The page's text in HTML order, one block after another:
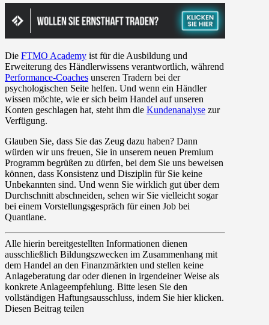
Die FTMO Academy ist für die Ausbildung und
Erweiterung des Händlerwissens verantwortlich, während
Performance-Coaches unseren Tradern bei der
psychologischen Seite helfen. Und wenn ein Händler
wissen möchte, wie er sich beim Handel auf unseren
Konten geschlagen hat, steht ihm die Kundenanalyse zur
Verfügung.
Glauben Sie, dass Sie das Zeug dazu haben? Dann
würden wir uns freuen, Sie in unserem neuen Premium
Programm begrüßen zu dürfen, bei dem Sie uns beweisen
können, dass Konsistenz und Disziplin für Sie keine
Unbekannten sind. Und wenn Sie wirklich gut über dem
Durchschnitt abschneiden, sehen wir Sie vielleicht sogar
bei einem Vorstellungsgespräch für einen Job bei
Quantlane.
Alle hierin bereitgestellten Informationen dienen
ausschließlich Bildungszwecken im Zusammenhang mit
dem Handel an den Finanzmärkten und stellen keine
Anlageberatung dar oder dienen in irgendeiner Weise als
konkrete Anlageempfehlung. Bitte lesen Sie den
vollständigen Haftungsausschluss, indem Sie hier klicken.
Diesen Beitrag teilen